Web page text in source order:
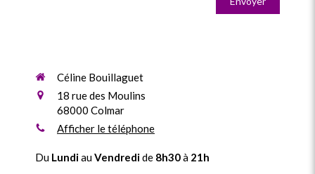
Céline Bouillaguet
18 rue des Moulins
68000 Colmar
Afficher le téléphone
Du LundiauVendredide 8h30à 21h